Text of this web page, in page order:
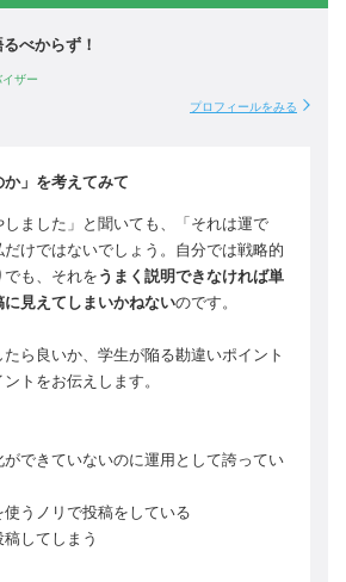
べからず！
ザー
プロフィールをみる
か」を考えてみて
しました」と聞いても、「それは運で
けではないでしょう。自分では戦略的
も、それを うまく説明できなければ単
見えてしまいかねないのです。
ら良いか、学生が陥る勘違いポイント
トをお伝えします。
ができていないのに運用として誇ってい
使うノリで投稿をしている
稿してしまう